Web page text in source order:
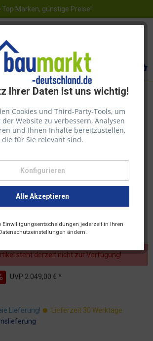
Top Marken, günstige Preise!
Ihrer Daten ist uns wichtig!
Cookies und Third-Party-Tools, um
Website zu verbessern, Analysen
und Ihnen Inhalte bereitzustellen,
die für Sie relevant sind.
Konfigurieren
Alle Akzeptieren
Einwilligungsentscheidungen jederzeit in Ihren
ändern.
Lichtgrau 140x260 cm
steht derzeit nicht zur Verfügung!
UVP 2.049,00 € *
Lieferung!
Lieferzeit 30 Werktage